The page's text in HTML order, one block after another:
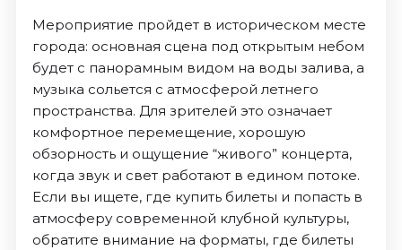
Мероприятие пройдет в историческом месте
города: основная сцена под открытым небом
будет с панорамным видом на воды залива, а
музыка сольется с атмосферой летнего
пространства. Для зрителей это означает
комфортное перемещение, хорошую
обзорность и ощущение “живого” концерта,
когда звук и свет работают в едином потоке.
Если вы ищете, где купить билеты и попасть в
атмосферу современной клубной культуры,
обратите внимание на форматы, где билеты